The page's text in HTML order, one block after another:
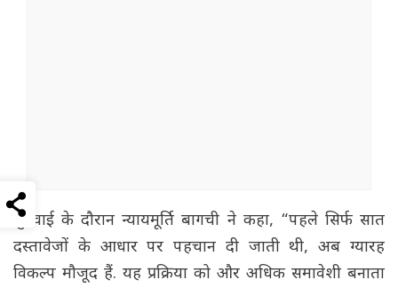
सुनवाई के दौरान न्यायमूर्ति बागची ने कहा, “पहले सिर्फ सात
दस्तावेजों के आधार पर पहचान दी जाती थी, अब ग्यारह
विकल्प मौजूद हैं. यह प्रक्रिया को और अधिक समावेशी बनाता